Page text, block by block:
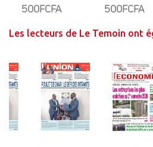
500FCFA 500FCFA
Les lecteurs de Le Temoin ont